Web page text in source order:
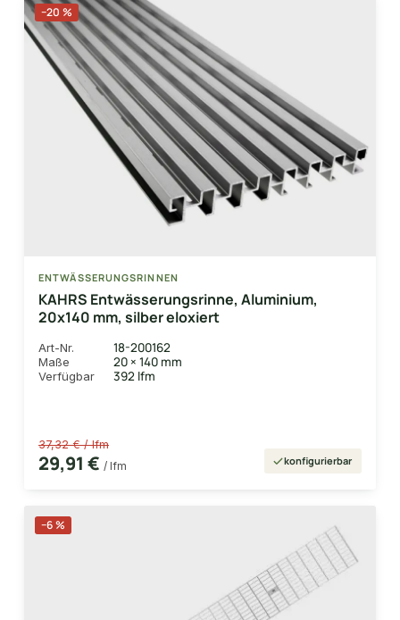
−20 %
ENTWÄSSERUNGSRINNEN
KAHRS Entwässerungsrinne, Aluminium,
20x140 mm, silber eloxiert
Art-Nr. 18-200162
Maße 20 × 140 mm
Verfügbar 392 lfm
37,32 € / lfm
29,91 € / lfm konfigurierbar
−6 %